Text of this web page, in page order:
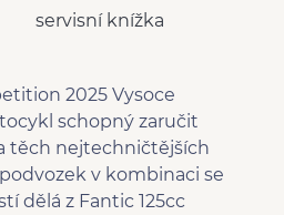
servisní knížka
2025 Vysoce
schopný zaručit
těch nejtechničtějších
v kombinaci se
dělá z Fantic 125cc